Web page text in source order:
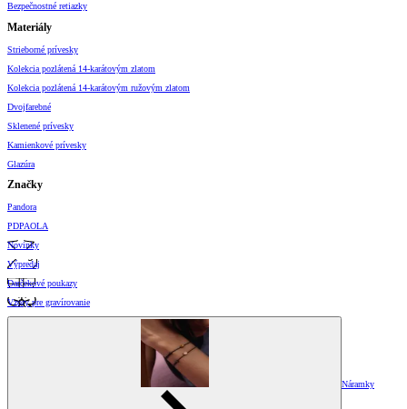
Bezpečnostné retiazky
Materiály
Strieborné prívesky
Kolekcia pozlátená 14-karátovým zlatom
Kolekcia pozlátená 14-karátovým ružovým zlatom
Dvojfarebné
Sklenené prívesky
Kamienkové prívesky
Glazúra
Značky
Pandora
PDPAOLA
Novinky
Výpredaj
Darčekové poukazy
Vzory pre gravírovanie
Náramky